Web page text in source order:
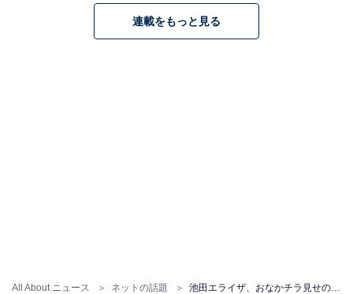
All About ニュース ネットの話題
連載をもっと見る